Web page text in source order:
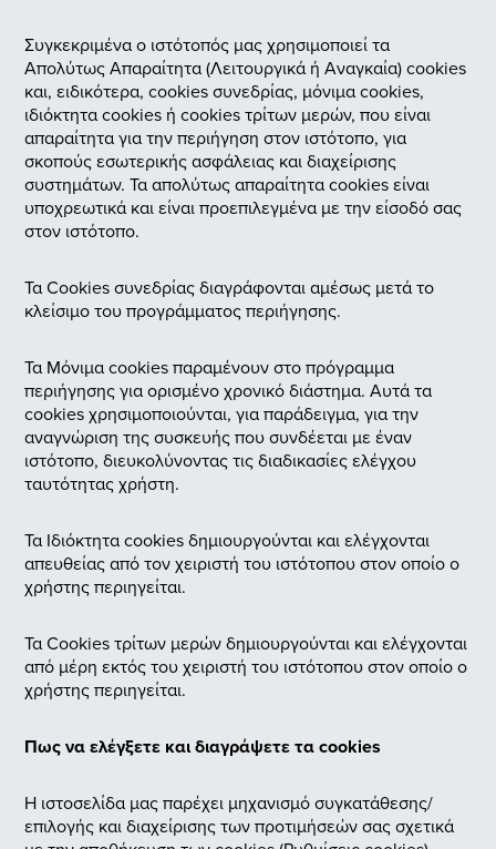
Συγκεκριμένα ο ιστότοπός μας χρησιμοποιεί τα
Απολύτως Απαραίτητα (Λειτουργικά ή Αναγκαία) cookies
και, ειδικότερα, cookies συνεδρίας, μόνιμα cookies,
ιδιόκτητα cookies ή cookies τρίτων μερών, που είναι
απαραίτητα για την περιήγηση στον ιστότοπο, για
σκοπούς εσωτερικής ασφάλειας και διαχείρισης
συστημάτων. Τα απολύτως απαραίτητα cookies είναι
υποχρεωτικά και είναι προεπιλεγμένα με την είσοδό σας
στον ιστότοπο.
Τα Cookies συνεδρίας διαγράφονται αμέσως μετά το
κλείσιμο του προγράμματος περιήγησης.
Τα Μόνιμα cookies παραμένουν στο πρόγραμμα
περιήγησης για ορισμένο χρονικό διάστημα. Αυτά τα
cookies χρησιμοποιούνται, για παράδειγμα, για την
αναγνώριση της συσκευής που συνδέεται με έναν
ιστότοπο, διευκολύνοντας τις διαδικασίες ελέγχου
ταυτότητας χρήστη.
Τα Ιδιόκτητα cookies δημιουργούνται και ελέγχονται
απευθείας από τον χειριστή του ιστότοπου στον οποίο ο
χρήστης περιηγείται.
Τα Cookies τρίτων μερών δημιουργούνται και ελέγχονται
από μέρη εκτός του χειριστή του ιστότοπου στον οποίο ο
χρήστης περιηγείται.
Πως να ελέγξετε και διαγράψετε τα cookies
Η ιστοσελίδα μας παρέχει μηχανισμό συγκατάθεσης/
επιλογής και διαχείρισης των προτιμήσεών σας σχετικά